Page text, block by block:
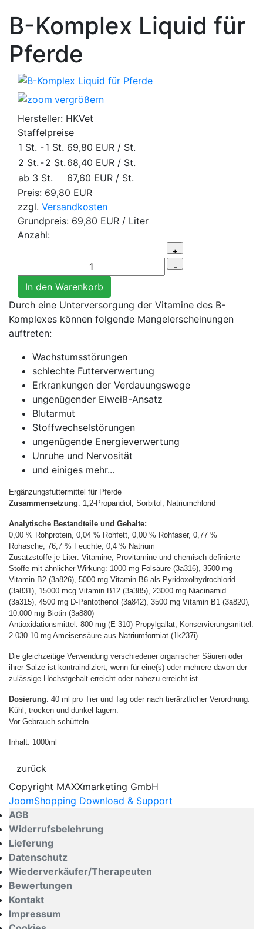
B-Komplex Liquid für
Pferde
vergrößern
Hersteller: HKVet
Staffelpreise
1 St. -1 St. 69,80 EUR / St.
2 St. -2 St. 68,40 EUR / St.
ab 3 St.
67,60 EUR / St.
Preis: 69,80 EUR
zzgl. Versandkosten
Grundpreis: 69,80 EUR / Liter
Anzahl:
Durch eine Unterversorgung der Vitamine des B-
Komplexes können folgende Mangelerscheinungen
auftreten:
Wachstumsstörungen
schlechte Futterverwertung
Erkrankungen der Verdauungswege
ungenügender Eiweiß-Ansatz
Blutarmut
Stoffwechselstörungen
ungenügende Energieverwertung
Unruhe und Nervosität
und einiges mehr...
Ergänzungsfuttermittel für Pferde
Zusammensetzung: 1,2-Propandiol, Sorbitol, Natriumchlorid
Analytische Bestandteile und Gehalte:
0,00 % Rohprotein, 0,04 % Rohfett, 0,00 % Rohfaser, 0,77 %
Rohasche, 76,7 % Feuchte, 0,4 % Natrium
Zusatzstoffe je Liter: Vitamine, Provitamine und chemisch definierte
Stoffe mit ähnlicher Wirkung: 1000 mg Folsäure (3a316), 3500 mg
Vitamin B2 (3a826), 5000 mg Vitamin B6 als Pyridoxolhydrochlorid
(3a831), 15000 mcg Vitamin B12 (3a385), 23000 mg Niacinamid
(3a315), 4500 mg D-Pantothenol (3a842), 3500 mg Vitamin B1 (3a820),
10.000 mg Biotin (3a880)
Antioxidationsmittel: 800 mg (E 310) Propylgallat; Konservierungsmittel:
2.030.10 mg Ameisensäure aus Natriumformiat (1k237i)
Die gleichzeitige Verwendung verschiedener organischer Säuren oder
ihrer Salze ist kontraindiziert, wenn für eine(s) oder mehrere davon der
zulässige Höchstgehalt erreicht oder nahezu erreicht ist.
Dosierung: 40 ml pro Tier und Tag oder nach tierärztlicher Verordnung.
Kühl, trocken und dunkel lagern.
Vor Gebrauch schütteln.
Inhalt: 1000ml
Copyright MAXXmarketing GmbH
JoomShopping Download & Support
AGB
Widerrufsbelehrung
Lieferung
Datenschutz
Wiederverkäufer/Therapeuten
Bewertungen
Kontakt
Impressum